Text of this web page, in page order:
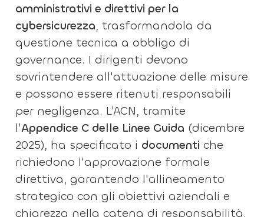
amministrativi e direttivi per la
cybersicurezza, trasformandola da
questione tecnica a obbligo di
governance. I dirigenti devono
sovrintendere all'attuazione delle misure
e possono essere ritenuti responsabili
per negligenza. L'ACN, tramite
l'Appendice C delle Linee Guida (dicembre
2025), ha specificato i documenti che
richiedono l'approvazione formale
direttiva, garantendo l'allineamento
strategico con gli obiettivi aziendali e
chiarezza nella catena di responsabilità.